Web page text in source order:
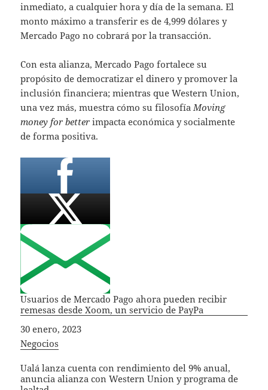
inmediato, a cualquier hora y día de la semana. El
monto máximo a transferir es de 4,999 dólares y
Mercado Pago no cobrará por la transacción.
Con esta alianza, Mercado Pago fortalece su
propósito de democratizar el dinero y promover la
inclusión financiera; mientras que Western Union,
una vez más, muestra cómo su filosofía Moving
money for better impacta económica y socialmente
de forma positiva.
Usuarios de Mercado Pago ahora pueden recibir
remesas desde Xoom, un servicio de PayPa
Fecha
30 enero, 2023
In relation to
Negocios
Ualá lanza cuenta con rendimiento del 9% anual,
anuncia alianza con Western Union y programa de